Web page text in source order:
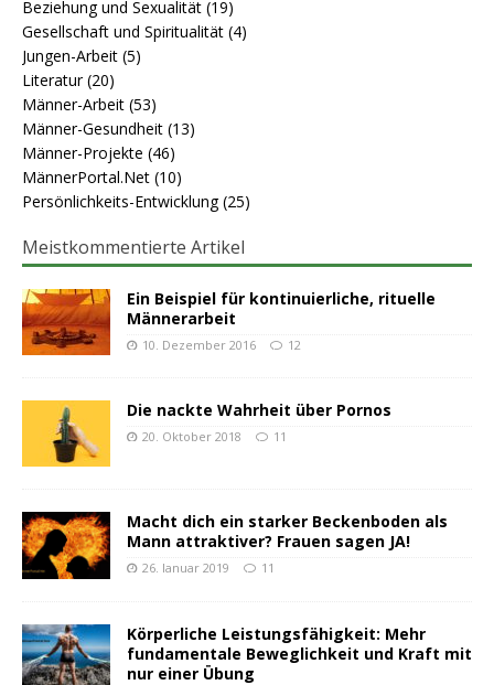
Beziehung und Sexualität (19)
Gesellschaft und Spiritualität (4)
Jungen-Arbeit (5)
Literatur(20)
Männer-Arbeit (53)
Männer-Gesundheit (13)
Männer-Projekte (46)
MännerPortal.Net (10)
Persönlichkeits-Entwicklung(25)
Meistkommentierte Artikel
Ein Beispiel für kontinuierliche, rituelle
Männerarbeit
10. Dezember 2016 12
Die nackte Wahrheit über Pornos
20. Oktober 2018 11
Macht dich ein starker Beckenboden als
Mann attraktiver? Frauen sagen JA!
26. Januar 2019 11
Körperliche Leistungsfähigkeit: Mehr
fundamentale Beweglichkeit und Kraft mit
nur einer Übung